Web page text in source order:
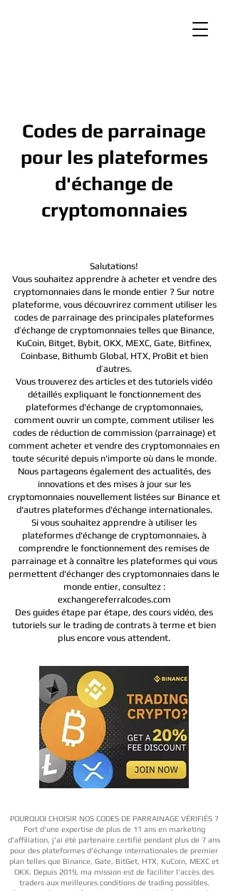
Codes de parrainage
pour les plateformes
d'échange de
cryptomonnaies
Salutations!
Vous souhaitez apprendre à acheter et vendre des
cryptomonnaies dans le monde entier ? Sur notre
plateforme, vous découvrirez comment utiliser les
codes de parrainage des principales plateformes
d’échange de cryptomonnaies telles que Binance,
KuCoin, Bitget, Bybit, OKX, MEXC, Gate, Bitfinex,
Coinbase, Bithumb Global, HTX, ProBit et bien
d’autres.
Vous trouverez des articles et des tutoriels vidéo
détaillés expliquant le fonctionnement des
plateformes d'échange de cryptomonnaies,
comment ouvrir un compte, comment utiliser les
codes de réduction de commission (parrainage) et
comment acheter et vendre des cryptomonnaies en
toute sécurité depuis n'importe où dans le monde.
Nous partageons également des actualités, des
innovations et des mises à jour sur les
cryptomonnaies nouvellement listées sur Binance et
d'autres plateformes d'échange internationales.
Si vous souhaitez apprendre à utiliser les
plateformes d'échange de cryptomonnaies, à
comprendre le fonctionnement des remises de
parrainage et à connaître les plateformes qui vous
permettent d'échanger des cryptomonnaies dans le
monde entier, consultez :
exchangereferralcodes.com
Des guides étape par étape, des cours vidéo, des
tutoriels sur le trading de contrats à terme et bien
plus encore vous attendent.
POURQUOI CHOISIR NOS CODES DE PARRAINAGE VÉRIFIÉS ?
Fort d'une expertise de plus de 11 ans en marketing
d'affiliation, j'ai été partenaire certifié pendant plus de 7 ans
pour des plateformes d'échange internationales de premier
plan telles que Binance, Gate, BitGet, HTX, KuCoin, MEXC et
OKX. Depuis 2019, ma mission est de faciliter l'accès des
traders aux meilleures conditions de trading possibles.